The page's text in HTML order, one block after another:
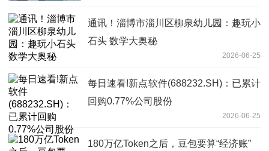
通讯！淄博市淄川区柳泉幼儿园：趣玩小
石头 数学大奥秘
2026-06-25
每日速看!新点软件(688232.SH)：已累计
回购0.77%公司股份
2026-06-25
180万亿Token之后，豆包要算“经济账”